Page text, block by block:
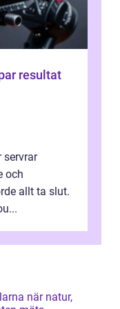
resultat
servrar
och
allt ta slut.
natur,